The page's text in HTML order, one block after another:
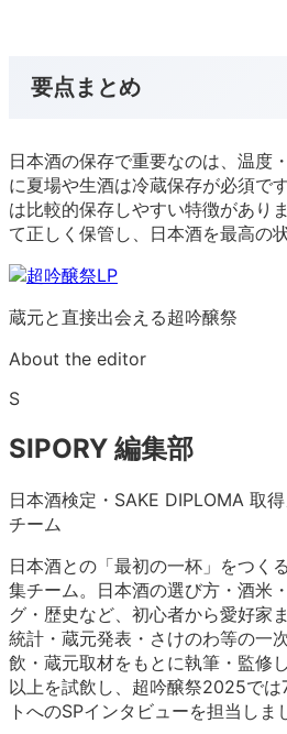
要点まとめ
日本酒の保存で重要なのは、温度
に夏場や生酒は冷蔵保存が必須で
は比較的保存しやすい特徴があり
て正しく保管し、日本酒を最高の
蔵元と直接出会える超吟醸祭
About the editor
S
SIPORY 編集部
日本酒検定・SAKE DIPLOMA 取
チーム
日本酒との「最初の一杯」をつく
集チーム。日本酒の選び方・酒米
グ・歴史など、初心者から愛好家
統計・蔵元発表・さけのわ等の一
飲・蔵元取材をもとに執筆・監修
以上を試飲し、超吟醸祭2025では
トへのSPインタビューを担当しま